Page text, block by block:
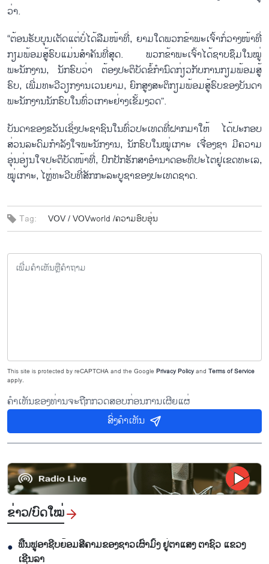
ວ່າ.
“ຕ້ອນຮັບບຸນເຕັດແຕ່ບໍ່ໄດ້ລືມໜ້າທີ່, ຍາມໃດພວກຂ້າພະເຈົ້າກໍ່ວາງໜ້າທີ່
ກຽມພ້ອມສູ້ຮົບແມ່ນສຳຄັນທີ່ສຸດ. ພວກຂ້າພະເຈົ້າໄດ້ຊາບຊຶມໃນໝູ່
ພະນັກງານ, ນັກຮົບວ່າ ຕ້ອງປະຕິບັດຂໍ້ກຳນົດກ່ຽວກັບການກຽມພ້ອມສູ້
ຮົບ, ເພີ່ມທະວີວຽກງານເວນຍາມ, ຍົກສູງສະຕິກຽມພ້ອມສູ້ຮົບຂອງບັນດາ
ພະນັກງານນັກຮົບໃນທົ່ວເກາະຢ່າງເຂັ້ມງວດ”.
ບັນດາຂອງຂວັນເຊິ່ງປະຊາຊົນໃນທົ່ວປະເທດທີ່ຝາກມາໃຫ້ ໄດ້ປະກອບ
ສ່ວນລະດົມກຳລັງໃຈພະນັກງານ, ນັກຮົບໃນໝູ່ເກາະ ເຈື່ອງຊາ ມີຄວາມ
ອຸ່ນອ່ຽນໃຈປະຕິບັດໜ້າທີ່, ປົກປັກຮັກສາອຳນາດອະທິປະໄຕຢູ່ເຂດທະເລ,
ໝູ່ເກາະ, ໄຫຼ່ທະວີບທີ່ສັກກະລະບູຊາຂອງປະເທດຊາດ.
Tag: VOV /VOVworld /​ຄວາມ​ອົບ​ອຸ່ນ
This site is protected by reCAPTCHA and the Google Privacy Policyand Terms of Service
apply.
ຄຳເຫັນຂອງທ່ານຈະຖືກກວດສອບກ່ອນການເຜີຍແຜ່
ສົ່ງຄຳເຫັນ
ຂ່າວ/ບົດ​ໃໝ່
● ຟື້​ນ​ຟູ​ອາ​ຊີບ​ຍ້ອມ​ສີ​ຄາມຂອງ​ຊາວ​ເຜົ່າ​ມົ້ງ​ ຢູ່​ຕາ​ແສງ ຕາ​ຊົວ ແຂວງ
ເຊີນ​ລາ